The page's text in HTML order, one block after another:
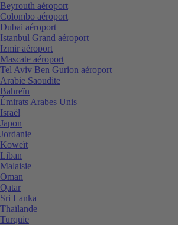
Beyrouth aéroport
Colombo aéroport
Dubai aéroport
Istanbul Grand aéroport
Izmir aéroport
Mascate aéroport
Tel Aviv Ben Gurion aéroport
Arabie Saoudite
Bahreïn
Émirats Arabes Unis
Israël
Japon
Jordanie
Koweït
Liban
Malaisie
Oman
Qatar
Sri Lanka
Thaïlande
Turquie